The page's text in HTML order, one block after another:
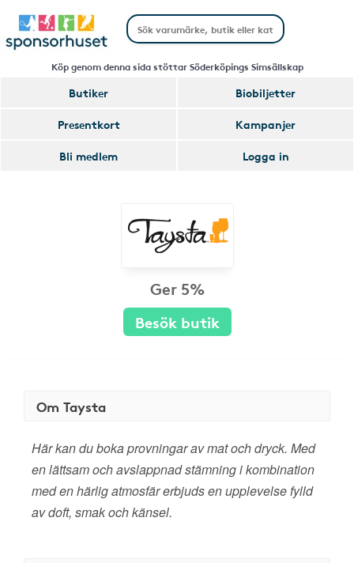
Köp genom denna sida stöttar Söderköpings Simsällskap
Butiker
Biobiljetter
Presentkort
Kampanjer
Bli medlem
Logga in
Ger 5%
Besök butik
Om Taysta
Här kan du boka provningar av mat och dryck. Med
en lättsam och avslappnad stämning i kombination
med en härlig atmosfär erbjuds en upplevelse fylld
av doft, smak och känsel.